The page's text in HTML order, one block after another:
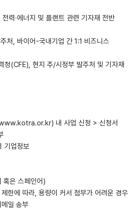
력·에너지 및 플랜트 관련 기자재 전반
처, 바이어-국내기업 간 1:1 비즈니스
현지 주/시정부 발주처 및 기자재
내 사업 신청 > 신청서
기업정보
은 스페인어)
한에 따라, 용량이 커서 첨부가 어려운 경우
일 송부